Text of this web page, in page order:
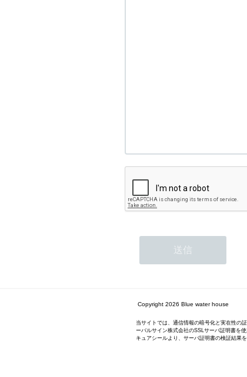
Copyright 2026 Blue water house
当サイトでは、通信情報の暗号化と実在性の
ーバルサイン株式会社のSSLサーバ証明書を
キュアシールより、サーバ証明書の検証結果を